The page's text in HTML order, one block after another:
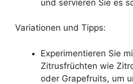
und servieren Sie es
Variationen und Tipps:
Experimentieren Sie
Zitrusfrüchten wie
oder Grapefruits, um